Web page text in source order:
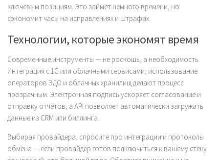
ключевым позициям. Это займёт немного времени, но
сэкономит часы на исправлениях и штрафах.
Технологии, которые экономят время
Современные инструменты — не роскошь, а необходимость.
Интеграция с 1С или облачными сервисами, использование
операторов ЭДО и облачных хранилищ делают процесс
прозрачным. Электронная подпись ускоряет согласование и
отправку отчётов, а API позволяет автоматически загружать
данные из CRM или биллинга.
Выбирая провайдера, спросите про интеграции и протоколы
обмена — если провайдер готов подключиться к вашему стеку